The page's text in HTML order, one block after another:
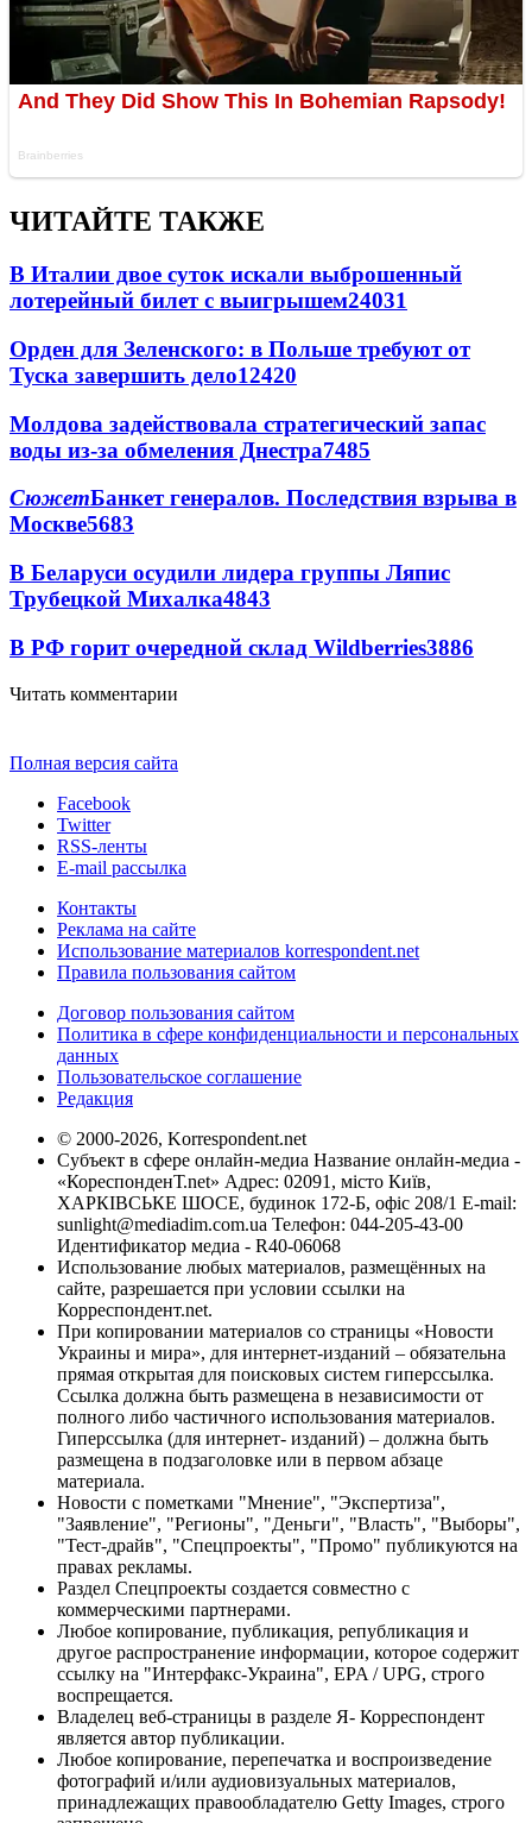
ЧИТАЙТЕ ТАКЖЕ
В Италии двое суток искали выброшенный
лотерейный билет с выигрышем24031
Орден для Зеленского: в Польше требуют от
Туска завершить дело12420
Молдова задействовала стратегический запас
воды из-за обмеления Днестра7485
СюжетБанкет генералов. Последствия взрыва в
Москве5683
В Беларуси осудили лидера группы Ляпис
Трубецкой Михалка4843
В РФ горит очередной склад Wildberries3886
Читать комментарии
Полная версия сайта
Facebook
Twitter
RSS-ленты
E-mail рассылка
Контакты
Реклама на сайте
Использование материалов korrespondent.net
Правила пользования сайтом
Договор пользования сайтом
Политика в сфере конфиденциальности и персональных
данных
Пользовательское соглашение
Редакция
© 2000-2026, Korrespondent.net
Субъект в сфере онлайн-медиа Название онлайн-медиа -
«КореспонденТ.net» Адрес: 02091, місто Київ,
ХАРКІВСЬКЕ ШОСЕ, будинок 172-Б, офіс 208/1 E-mail:
sunlight@mediadim.com.ua Телефон: 044-205-43-00
Идентификатор медиа - R40-06068
Использование любых материалов, размещённых на
сайте, разрешается при условии ссылки на
Корреспондент.net.
При копировании материалов со страницы «Новости
Украины и мира», для интернет-изданий – обязательна
прямая открытая для поисковых систем гиперссылка.
Ссылка должна быть размещена в независимости от
полного либо частичного использования материалов.
Гиперссылка (для интернет- изданий) – должна быть
размещена в подзаголовке или в первом абзаце
материала.
Новости с пометками "Мнение", "Экспертиза",
"Заявление", "Регионы", "Деньги", "Власть", "Выборы",
"Тест-драйв", "Спецпроекты", "Промо" публикуются на
правах рекламы.
Раздел Спецпроекты создается совместно с
коммерческими партнерами.
Любое копирование, публикация, републикация и
другое распространение информации, которое содержит
ссылку на "Интерфакс-Украина", EPA / UPG, строго
воспрещается.
Владелец веб-страницы в разделе Я- Корреспондент
является автор публикации.
Любое копирование, перепечатка и воспроизведение
фотографий и/или аудиовизуальных материалов,
принадлежащих правообладателю Getty Images, строго